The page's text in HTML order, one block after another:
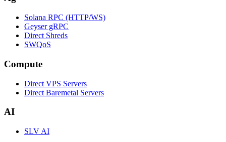
Solana RPC (HTTP/WS)
Geyser gRPC
Direct Shreds
SWQoS
Compute
Direct VPS Servers
Direct Baremetal Servers
AI
SLV AI